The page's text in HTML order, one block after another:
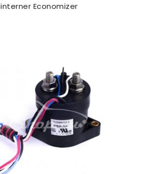
interner Economizer